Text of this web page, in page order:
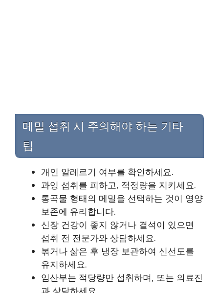
메밀 섭취 시 주의해야 하는 기타
팁
개인 알레르기 여부를 확인하세요.
과잉 섭취를 피하고, 적정량을 지키세요.
통곡물 형태의 메밀을 선택하는 것이 영양
보존에 유리합니다.
신장 건강이 좋지 않거나 결석이 있으면
섭취 전 전문가와 상담하세요.
볶거나 삶은 후 냉장 보관하여 신선도를
유지하세요.
임산부는 적당량만 섭취하며, 또는 의료진
과 상담하세요.